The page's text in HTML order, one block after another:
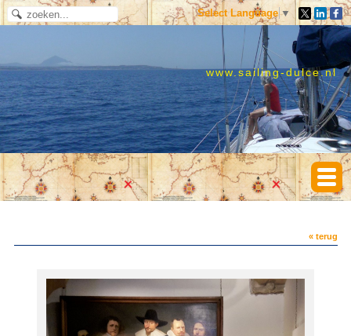
Select Language ▼
www.sailing-dulce.nl
« terug